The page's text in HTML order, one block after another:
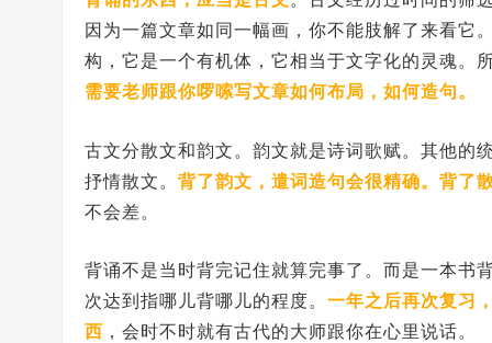
因为一篇文章如同一幅画，你不能肢解了来看它
构，它是一个有机体，它相当于文字化的灵魂。
需要老师跟你啰嗦写文章如何布局，如何造句。
古文分散文和韵文。韵文就是诗词歌赋。其他的
抒情散文。 背了韵文，遣词造句会很精确。背了
不会差。
背诵不是当时背完记住就算完事了。而是一本书
次达到指哪儿背哪儿的程度。 一年之后再次复习
西 ，会时不时就有古代的大师跟你在心里说话。